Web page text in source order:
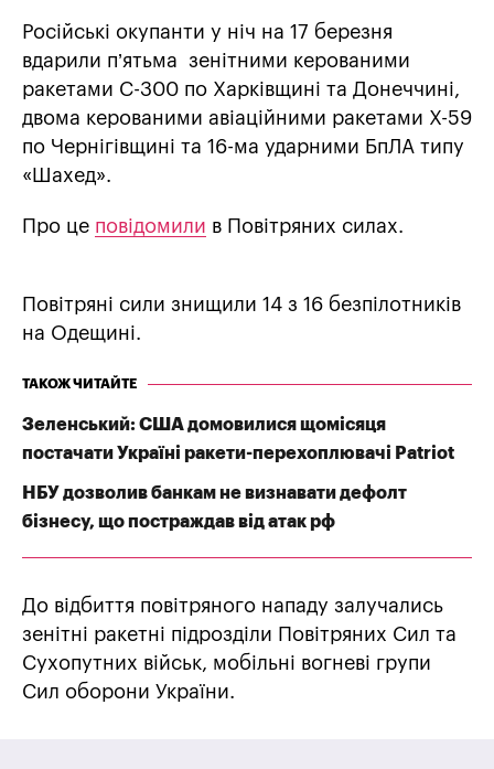
Російські окупанти у ніч на 17 березня
вдарили п’ятьма зенітними керованими
ракетами С-300 по Харківщині та Донеччині,
двома керованими авіаційними ракетами Х-59
по Чернігівщині та 16-ма ударними БпЛА типу
«Шахед».
Про це повідомили в Повітряних силах.
Повітряні сили знищили 14 з 16 безпілотників
на Одещині.
ТАКОЖ ЧИТАЙТЕ
Зеленський: США домовилися щомісяця
постачати Україні ракети-перехоплювачі Patriot
НБУ дозволив банкам не визнавати дефолт
бізнесу, що постраждав від атак рф
До відбиття повітряного нападу залучались
зенітні ракетні підрозділи Повітряних Сил та
Сухопутних військ, мобільні вогневі групи
Сил оборони України.